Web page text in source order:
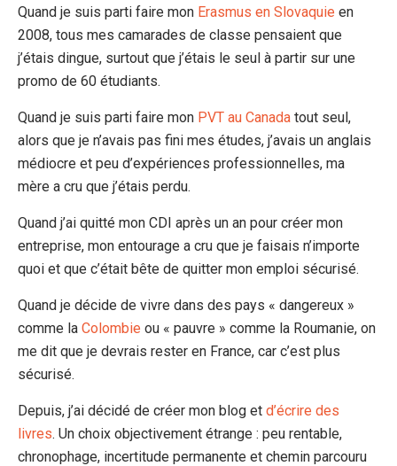
Quand je suis parti faire mon Erasmus en Slovaquie en
2008, tous mes camarades de classe pensaient que
j’étais dingue, surtout que j’étais le seul à partir sur une
promo de 60 étudiants.
Quand je suis parti faire mon PVT au Canada tout seul,
alors que je n’avais pas fini mes études, j’avais un anglais
médiocre et peu d’expériences professionnelles, ma
mère a cru que j’étais perdu.
Quand j’ai quitté mon CDI après un an pour créer mon
entreprise, mon entourage a cru que je faisais n’importe
quoi et que c’était bête de quitter mon emploi sécurisé.
Quand je décide de vivre dans des pays « dangereux »
comme la Colombie ou « pauvre » comme la Roumanie, on
me dit que je devrais rester en France, car c’est plus
sécurisé.
Depuis, j’ai décidé de créer mon blog et d’écrire des
livres. Un choix objectivement étrange : peu rentable,
chronophage, incertitude permanente et chemin parcouru